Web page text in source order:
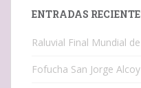
ENTRADAS
Raluvial Final Mundial
Fofucha San Jorge Alcoy